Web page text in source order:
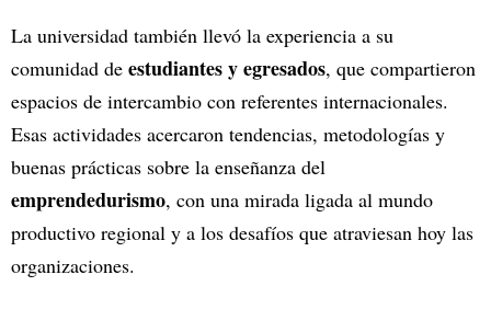
La universidad también llevó la experiencia a su
comunidad de estudiantes y egresados, que compartieron
espacios de intercambio con referentes internacionales.
Esas actividades acercaron tendencias, metodologías y
buenas prácticas sobre la enseñanza del
emprendedurismo, con una mirada ligada al mundo
productivo regional y a los desafíos que atraviesan hoy las
organizaciones.